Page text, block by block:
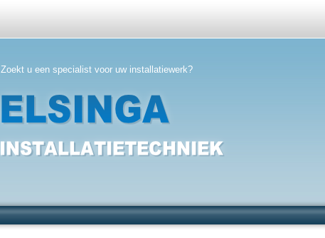
Zoekt u een specialist voor uw installatiewerk?